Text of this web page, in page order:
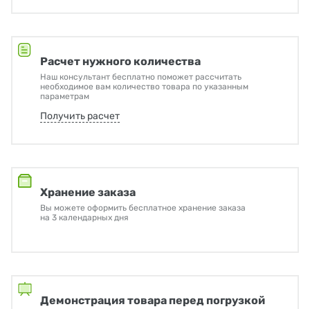
Расчет нужного количества
Наш консультант бесплатно поможет рассчитать
необходимое вам количество товара по указанным
параметрам
Получить расчет
Хранение заказа
Вы можете оформить бесплатное хранение заказа
на 3 календарных дня
Демонстрация товара перед погрузкой